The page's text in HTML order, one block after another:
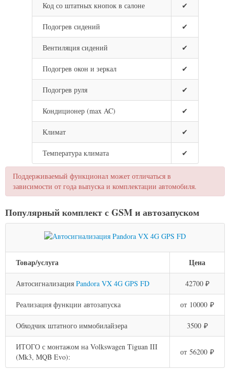
Код со штатных кнопок в салоне ✔
Подогрев сидений ✔
Вентиляция сидений ✔
Подогрев окон и зеркал ✔
Подогрев руля ✔
Кондиционер (max AC) ✔
Климат ✔
Температура климата ✔
Поддерживаемый функционал может отличаться в
зависимости от года выпуска и комплектации автомобиля.
Популярный комплект с GSM и автозапуском
Товар/услуга Цена
Автосигнализация Pandora VX 4G GPS FD 42700 ₽
Реализация функции автозапуска от 10000 ₽
Обходчик штатного иммобилайзера 3500 ₽
ИТОГО с монтажом на Volkswagen Tiguan III
(Mk3, MQB Evo):
от 56200 ₽